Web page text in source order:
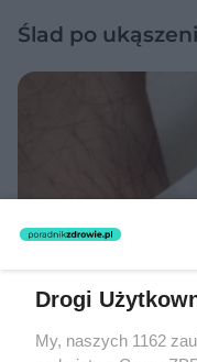
Ślad po
Drogi
My, naszych 1162